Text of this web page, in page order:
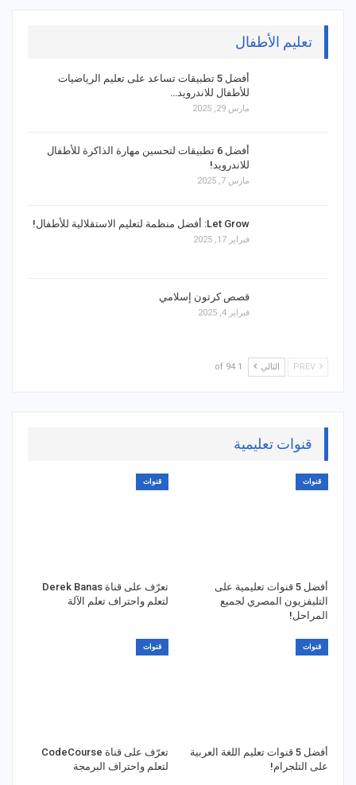
تعليم الأطفال
أفضل 5 تطبيقات تساعد على تعليم الرياضيات
للأطفال للاندرويد…
مارس 29, 2025
أفضل 6 تطبيقات لتحسين مهارة الذاكرة للأطفال
للاندرويد!
مارس 7, 2025
Let Grow: أفضل منظمة لتعليم الاستقلالية للأطفال!
فبراير 17, 2025
قصص كرتون إسلامي
فبراير 4, 2025
التالي 1 of 94
قنوات تعليمية
قنوات
أفضل 5 قنوات تعليمية على
التليفزيون المصري لجميع
المراحل!
قنوات
تعرّف على قناة Derek Banas
لتعلم واحتراف تعلم الآلة
قنوات
أفضل 5 قنوات تعليم اللغة العربية
على التلجرام!
قنوات
تعرّف على قناة CodeCourse
لتعلم واحتراف البرمجة